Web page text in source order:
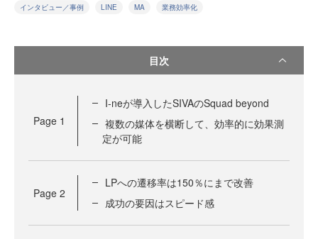
インタビュー／事例 LINE MA 業務効率化
目次
Page 1
I-neが導入したSIVAのSquad beyond
複数の媒体を横断して、効率的に効果測
定が可能
Page 2
LPへの遷移率は150％にまで改善
成功の要因はスピード感